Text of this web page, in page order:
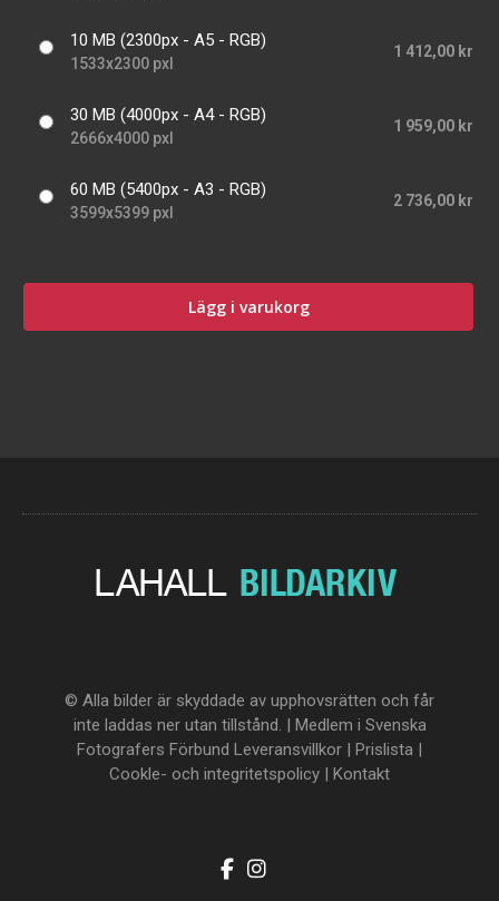
10 MB (2300px - A5 - RGB)
1533x2300 pxl
1 412,00 kr
30 MB (4000px - A4 - RGB)
2666x4000 pxl
1 959,00 kr
60 MB (5400px - A3 - RGB)
3599x5399 pxl
2 736,00 kr
Lägg i varukorg
© Alla bilder är skyddade av upphovsrätten och får
inte laddas ner utan tillstånd. | Medlem i Svenska
Fotografers Förbund Leveransvillkor | Prislista |
Cookle- och integritetspolicy | Kontakt